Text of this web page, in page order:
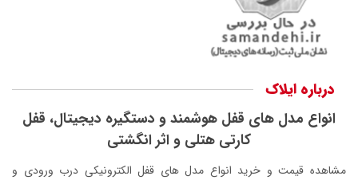
درباره ایلاک
انواع مدل های قفل هوشمند و دستگیره دیجیتال، قفل
کارتی هتلی و اثر انگشتی
مشاهده قیمت و خرید انواع مدل های قفل الکترونیکی درب ورودی و